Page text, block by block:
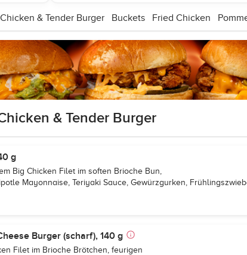
& Tender Burger Buckets Fried Chicken
& Tender Burger
g
Big Chicken Filet im soften Brioche Bun,
Mayonnaise, Teriyaki Sauce, Gewürzgurken,
Burger (scharf), 140 g
Filet im Brioche Brötchen, feurigen